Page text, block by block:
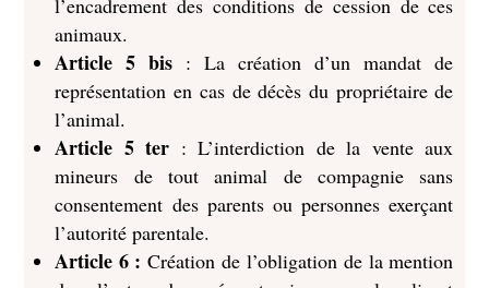
l’encadrement des conditions de cession de ces
animaux.
Article 5 bis : La création d’un mandat de
représentation en cas de décès du propriétaire de
l’animal.
Article 5 ter : L’interdiction de la vente aux
mineurs de tout animal de compagnie sans
consentement des parents ou personnes exerçant
l’autorité parentale.
Article 6 : Création de l’obligation de la mention